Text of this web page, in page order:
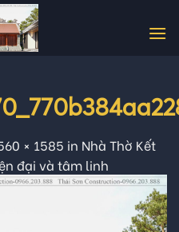
× 1585 in Nhà Thờ Kết
đại và tâm linh